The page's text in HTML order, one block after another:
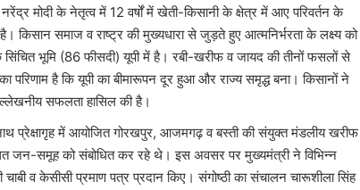
मोदी के नेतृत्व में 12 वर्षों में खेती-किसानी के क्षेत्र में आए परिवर्तन के
किसान समाज व राष्ट्र की मुख्यधारा से जुड़ते हुए आत्मनिर्भरता के लक्ष्य को
भूमि (86 फीसदी) यूपी में है। रबी-खरीफ व जायद की तीनों फसलों से
परिणाम है कि यूपी का बीमारूपन दूर हुआ और राज्य समृद्ध बना। किसानों ने
सफलता हासिल की है।
प्रेक्षागृह में आयोजित गोरखपुर, आजमगढ़ व बस्ती की संयुक्त मंडलीय खरीफ
जन-समूह को संबोधित कर रहे थे। इस अवसर पर मुख्यमंत्री ने विभिन्न
व केसीसी प्रमाण पत्र प्रदान किए। संगोष्ठी का संचालन चारूशीला सिंह